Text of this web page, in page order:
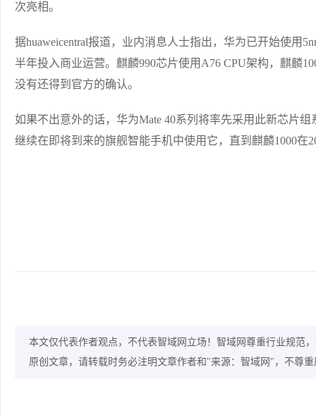
次亮相。
据huaweicentral报道，业内消息人士指出，华为已开始使用
半年投入商业运营。麒麟990芯片使用A76 CPU架构，麒麟
没有还得到官方的确认。
如果不出意外的话，华为Mate 40系列将率先采用此新芯片
继续在即将到来的旗舰智能手机中使用它，直到麒麟1000在
本文仅代表作者观点，不代表智域网立场！智域网尊重行业规范
原创文章，请转载时务必注明文章作者和"来源：智域网"，不尊